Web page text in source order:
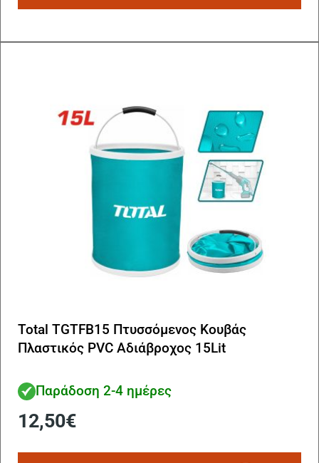
Total TGTFB15 Πτυσσόμενος Κουβάς
Πλαστικός PVC Αδιάβροχος 15Lit
Παράδοση 2-4 ημέρες
12,50€